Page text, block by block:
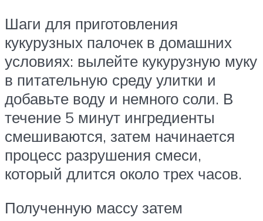
Шаги для приготовления
кукурузных палочек в домашних
условиях: вылейте кукурузную муку
в питательную среду улитки и
добавьте воду и немного соли. В
течение 5 минут ингредиенты
смешиваются, затем начинается
процесс разрушения смеси,
который длится около трех часов.
Полученную массу затем